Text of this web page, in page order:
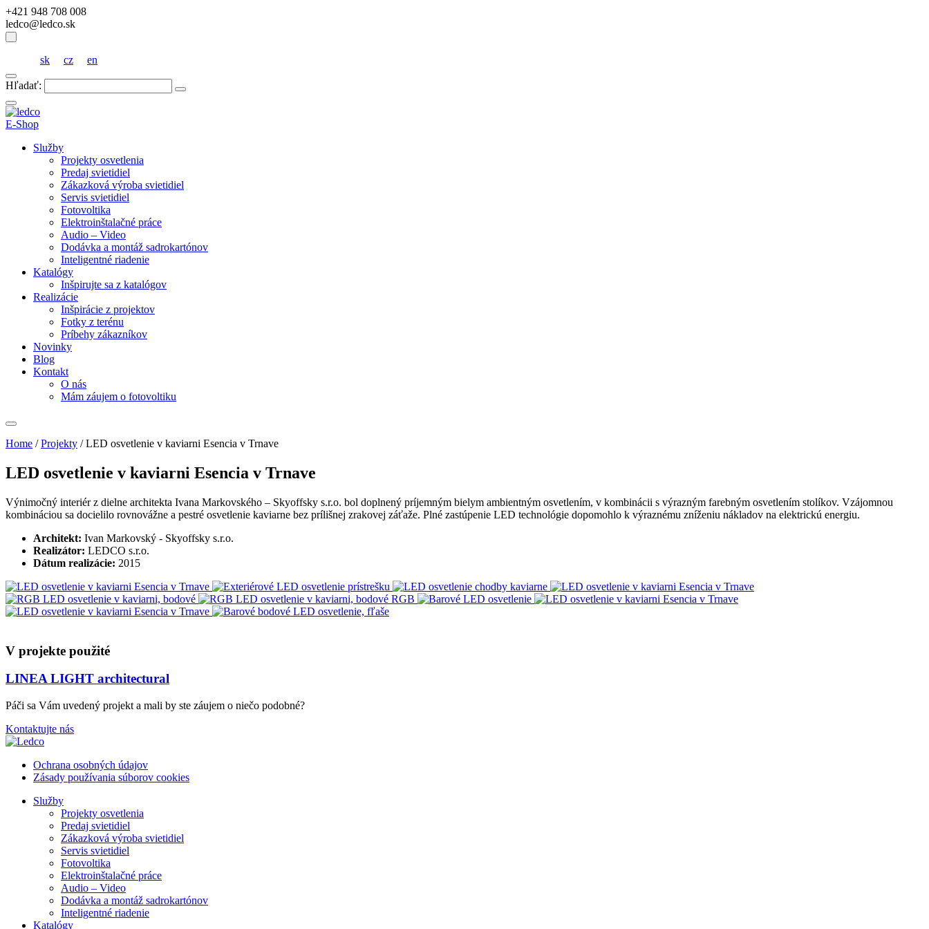
+421 948 708 008
ledco@ledco.sk
sk cz en
Hľadať:
E-Shop
Služby
Projekty osvetlenia
Predaj svietidiel
Zákazková výroba svietidiel
Servis svietidiel
Fotovoltika
Elektroinštalačné práce
Audio – Video
Dodávka a montáž sadrokartónov
Inteligentné riadenie
Katalógy
Inšpirujte sa z katalógov
Realizácie
Inšpirácie z projektov
Fotky z terénu
Príbehy zákazníkov
Novinky
Blog
Kontakt
O nás
Mám záujem o fotovoltiku
Home /Projekty /LED osvetlenie v kaviarni Esencia v Trnave
LED osvetlenie v kaviarni Esencia v Trnave
Výnimočný interiér z dielne architekta Ivana Markovského – Skyoffsky s.r.o. bol doplnený príjemným bielym ambientným osvetlením, v kombinácii s výrazným farebným osvetlením stolíkov. Vzájomnou
kombináciou sa docielilo rovnovážne a pestré osvetlenie kaviarne bez prílišnej zrakovej záťaže. Plné zastúpenie LED technológie dopomohlo k výraznému zníženiu nákladov na elektrickú energiu.
Architekt: Ivan Markovský - Skyoffsky s.r.o.
Realizátor: LEDCO s.r.o.
Dátum realizácie: 2015
V projekte použité
LINEA LIGHT architectural
Páči sa Vám uvedený projekt a mali by ste záujem o niečo podobné?
Kontaktujte nás
Ochrana osobných údajov
Zásady používania súborov cookies
Služby
Projekty osvetlenia
Predaj svietidiel
Zákazková výroba svietidiel
Servis svietidiel
Fotovoltika
Elektroinštalačné práce
Audio – Video
Dodávka a montáž sadrokartónov
Inteligentné riadenie
Katalógy